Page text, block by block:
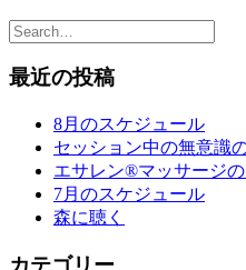
最近の投稿
8月のスケジュール
セッション中の無意識
エサレン®︎マッサージ
7月のスケジュール
森に聴く
カテゴリー